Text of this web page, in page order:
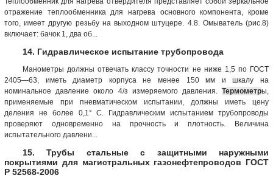
отражение теплообменника для нагрева основного компонента, кроме
того, имеет другую резьбу на выходном штуцере. 4.8. Омыватель (рис.8)
включает: бачок 1, два об...
14. Гидравлическое испытание трубопровода
Манометры должны отвечать классу точности не ниже 1,5 по ГОСТ
2405—63, иметь диаметр корпуса не менее 150 мм и шкалу на
номинальное давление около 4/з измеряемого давления. Термометры,
применяемые при пневматическом испытании, должны иметь цену
деления не более 0,1° С. Гидравлическим испытанием трубопроводы
проверяют одновременно на прочность и плотность. Величина
испытательного давлени...
15. Трубы стальные с защитными наружными
покрытиями для магистральных газонефтепроводов ГОСТ
Р 52568-2006